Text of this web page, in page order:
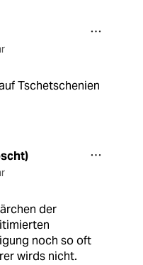
Tschetschenien
der
noch so oft
wirds nicht.